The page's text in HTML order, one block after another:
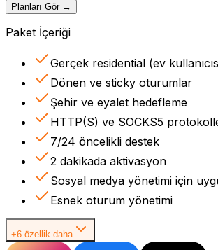
Planları Gör →
Paket İçeriği
Gerçek residential (ev
Dönen ve sticky oturumlar
Şehir ve eyalet hedefleme
HTTP(S) ve SOCKS5
7/24 öncelikli destek
2 dakikada aktivasyon
Sosyal medya yönetimi için
Esnek oturum yönetimi
+6 özellik daha